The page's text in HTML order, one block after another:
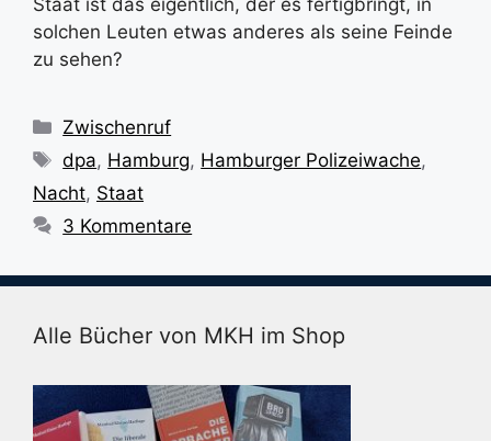
Staat ist das eigentlich, der es fertigbringt, in
solchen Leuten etwas anderes als seine Feinde
zu sehen?
Kategorien
Zwischenruf
Schlagwörter
dpa, Hamburg, Hamburger Polizeiwache,
Nacht, Staat
3 Kommentare
Alle Bücher von MKH im Shop